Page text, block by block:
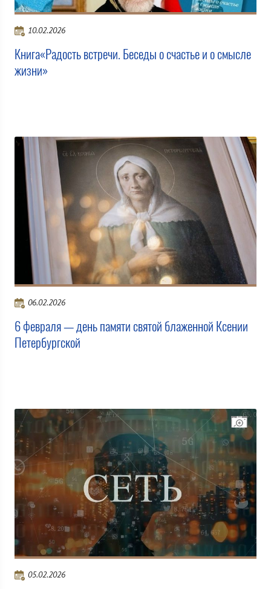
10.02.2026
Книга«Радость встречи. Беседы о счастье и о смысле
жизни»
06.02.2026
6 февраля — день памяти святой блаженной Ксении
Петербургской
05.02.2026